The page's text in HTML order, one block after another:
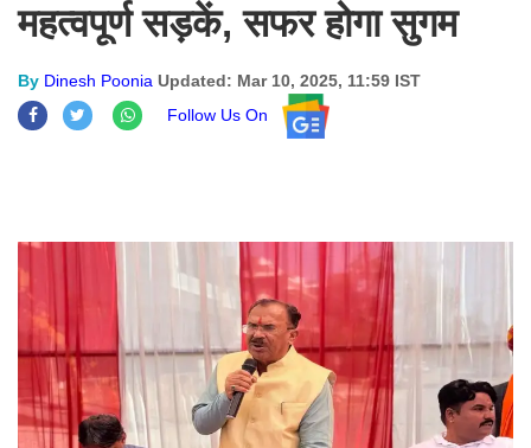
महत्वपूर्ण सड़कें, सफर होगा सुगम
By Dinesh Poonia Updated: Mar 10, 2025, 11:59 IST
Follow Us On